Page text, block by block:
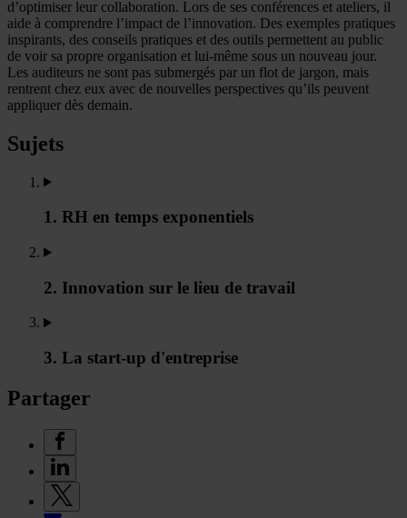
d’optimiser leur collaboration. Lors de ses conférences et ateliers, il
aide à comprendre l’impact de l’innovation. Des exemples pratiques
inspirants, des conseils pratiques et des outils permettent au public
de voir sa propre organisation et lui-même sous un nouveau jour.
Les auditeurs ne sont pas submergés par un flot de jargon, mais
rentrent chez eux avec de nouvelles perspectives qu’ils peuvent
appliquer dès demain.
Sujets
1. RH en temps exponentiels
2. Innovation sur le lieu de travail
3. La start-up d'entreprise
Partager